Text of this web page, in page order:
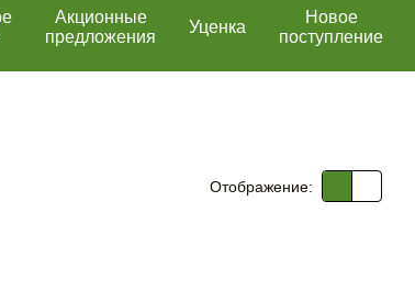
Акционные
предложения
Уценка
Новое
поступление
Отображение: